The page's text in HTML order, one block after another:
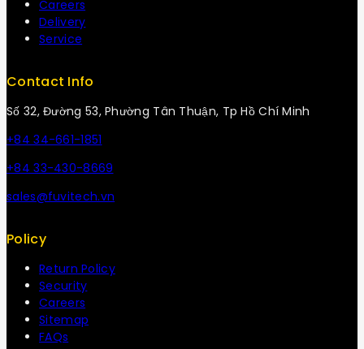
Careers
Delivery
Service
Contact Info
Số 32, Đường 53, Phường Tân Thuận, Tp Hồ Chí Minh
+84 34-661-1851
+84 33-430-8669
sales@fuvitech.vn
Policy
Return Policy
Security
Careers
Sitemap
FAQs